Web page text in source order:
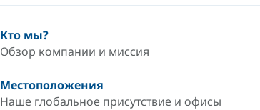
Кто мы?
Обзор компании и миссия
Местоположения
Наше глобальное присутствие и офисы